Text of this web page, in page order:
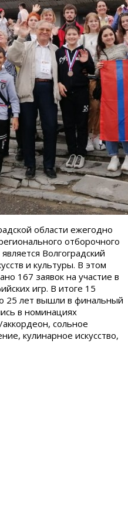
области ежегодно
отборочного
Волгоградский
и культуры. В этом
167 заявок на участие в
игр. В итоге 15
25 лет вышли в финальный
в номинациях
сольное
кулинарное искусство,